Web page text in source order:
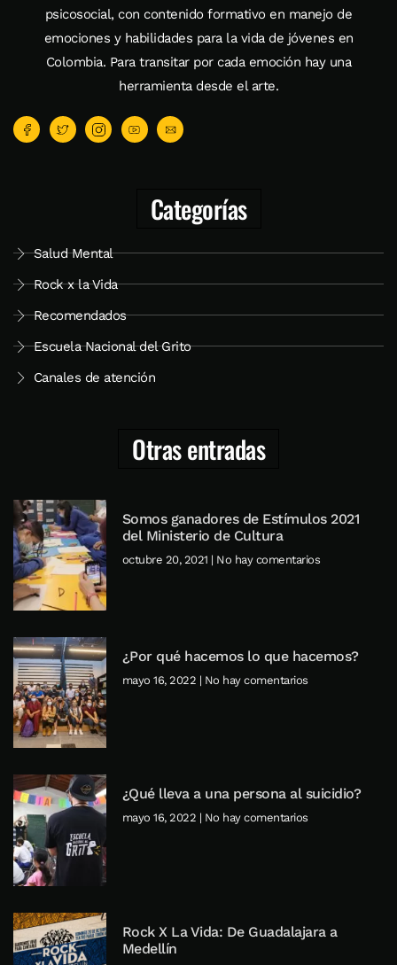
psicosocial, con contenido formativo en manejo de
emociones y habilidades para la vida de jóvenes en
Colombia. Para transitar por cada emoción hay una
herramienta desde el arte.
Categorías
Salud Mental
Rock x la Vida
Recomendados
Escuela Nacional del Grito
Canales de atención
Otras entradas
Somos ganadores de Estímulos 2021
del Ministerio de Cultura
octubre 20, 2021 No hay comentarios
¿Por qué hacemos lo que hacemos?
mayo 16, 2022 No hay comentarios
¿Qué lleva a una persona al suicidio?
mayo 16, 2022 No hay comentarios
Rock X La Vida: De Guadalajara a
Medellín